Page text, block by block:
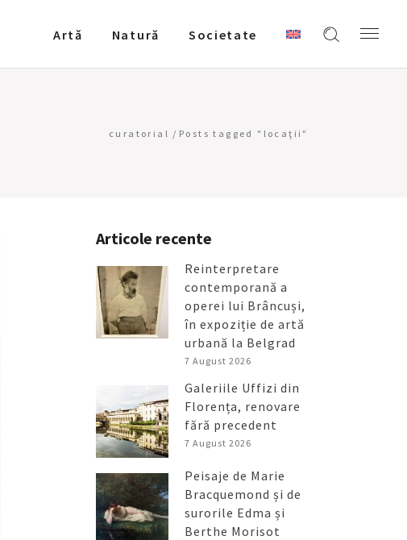
Artǎ Natură Societate
curatorial / Posts tagged "locaţii"
Articole recente
Reinterpretare
contemporană a
operei lui Brâncuși,
în expoziție de artă
urbană la Belgrad
7 August 2026
Galeriile Uffizi din
Florența, renovare
fără precedent
7 August 2026
Peisaje de Marie
Bracquemond și de
surorile Edma și
Berthe Morisot